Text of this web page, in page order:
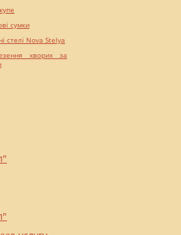
сумки
стелі Nova Stelya
хворих за